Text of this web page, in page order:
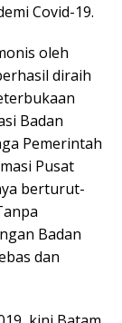
Covid-19.
oleh
diraih
Badan
Pemerintah
Pusat
berturut-
Badan
dan